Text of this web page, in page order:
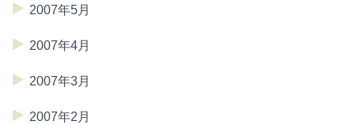
2007年5月
2007年4月
2007年3月
2007年2月